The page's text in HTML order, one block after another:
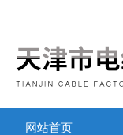
网站首页